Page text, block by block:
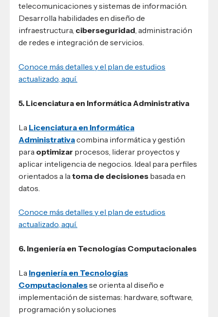
telecomunicaciones y sistemas de información.
Desarrolla habilidades en diseño de
infraestructura, ciberseguridad, administración
de redes e integración de servicios.
Conoce más detalles y el plan de estudios
actualizado, aquí.
5. Licenciatura en Informática Administrativa
La Licenciatura en Informática
Administrativacombina informática y gestión
para optimizar procesos, liderar proyectos y
aplicar inteligencia de negocios. Ideal para perfiles
orientados a la toma de decisiones basada en
datos.
Conoce más detalles y el plan de estudios
actualizado, aquí.
6. Ingeniería en Tecnologías Computacionales
La Ingeniería en Tecnologías
Computacionalesse orienta al diseño e
implementación de sistemas: hardware, software,
programación y soluciones